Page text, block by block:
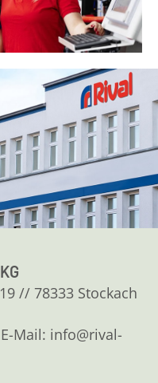
// 78333 Stockach
Mail: info@rival-